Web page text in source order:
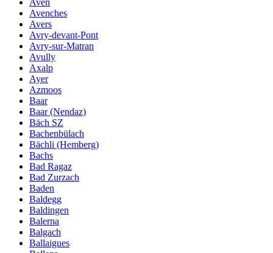
Avenches
Avers
Avry-devant-Pont
Avry-sur-Matran
Avully
Axalp
Ayer
Azmoos
Baar
Baar (Nendaz)
Bäch SZ
Bachenbülach
Bächli (Hemberg)
Bachs
Bad Ragaz
Bad Zurzach
Baden
Baldegg
Baldingen
Balerna
Balgach
Ballaigues